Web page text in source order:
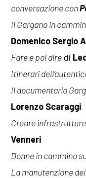
conversazione con
Il Gargano in
Domenico Sergio
Fare e poi dire di
Itinerari
Il documentario
Lorenzo Scaraggi
Creare
Venneri
Donne in cammino
La manutenzione